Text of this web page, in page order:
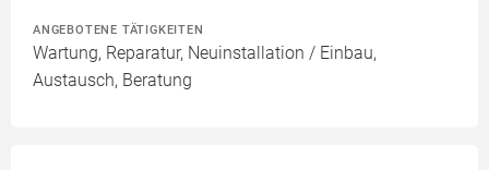
ANGEBOTENE TÄTIGKEITEN
Wartung, Reparatur, Neuinstallation / Einbau,
Austausch, Beratung